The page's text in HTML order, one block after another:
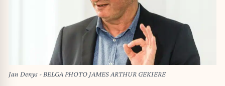
Jan Denys - BELGA PHOTO JAMES ARTHUR GEKIERE